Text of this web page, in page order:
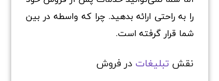
را به راحتی ارائه بدهید. چرا که واسطه در بین
شما قرار گرفته است.
نقش تبلیغات در فروش